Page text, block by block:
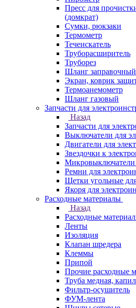
Пресс для
(домкрат)
Сумки, рюкзаки
Термометр
Течеискатель
Труборасширитель
Труборез
Шланг заправочный
Экран, коврик
Термоанемометр
Шланг газовый
Запчасти для
Назад
Запчасти для
Выключатели для
Двигатели для
Звездочки к
Микровыключатели
Ремни для
Щетки угольные
Якоря для
Расходные материалы
Назад
Расходные
Ленты
Изоляция
Клапан шредера
Клеммы
Припой
Прочие расходные
Труба медная,
Фильтр-осушитель
ФУМ-лента